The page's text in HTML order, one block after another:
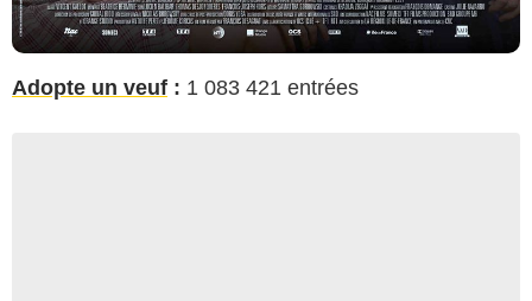
Adopte un veuf : 1 083 421 entrées